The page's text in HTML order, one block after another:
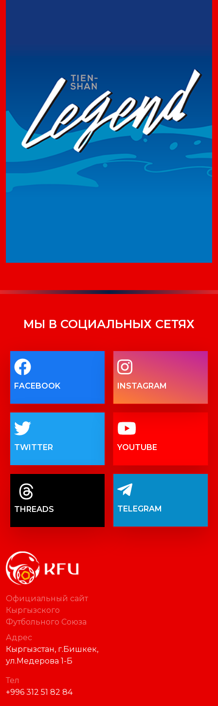
МЫ В СОЦИАЛЬНЫХ СЕТЯХ
FACEBOOK INSTAGRAM
TWITTER YOUTUBE
THREADS TELEGRAM
Официальный сайт
Кыргызского
Футбольного Союза
Адрес
Кыргызстан, г.Бишкек,
ул.Медерова 1-Б
Тел
+996 312 51 82 84